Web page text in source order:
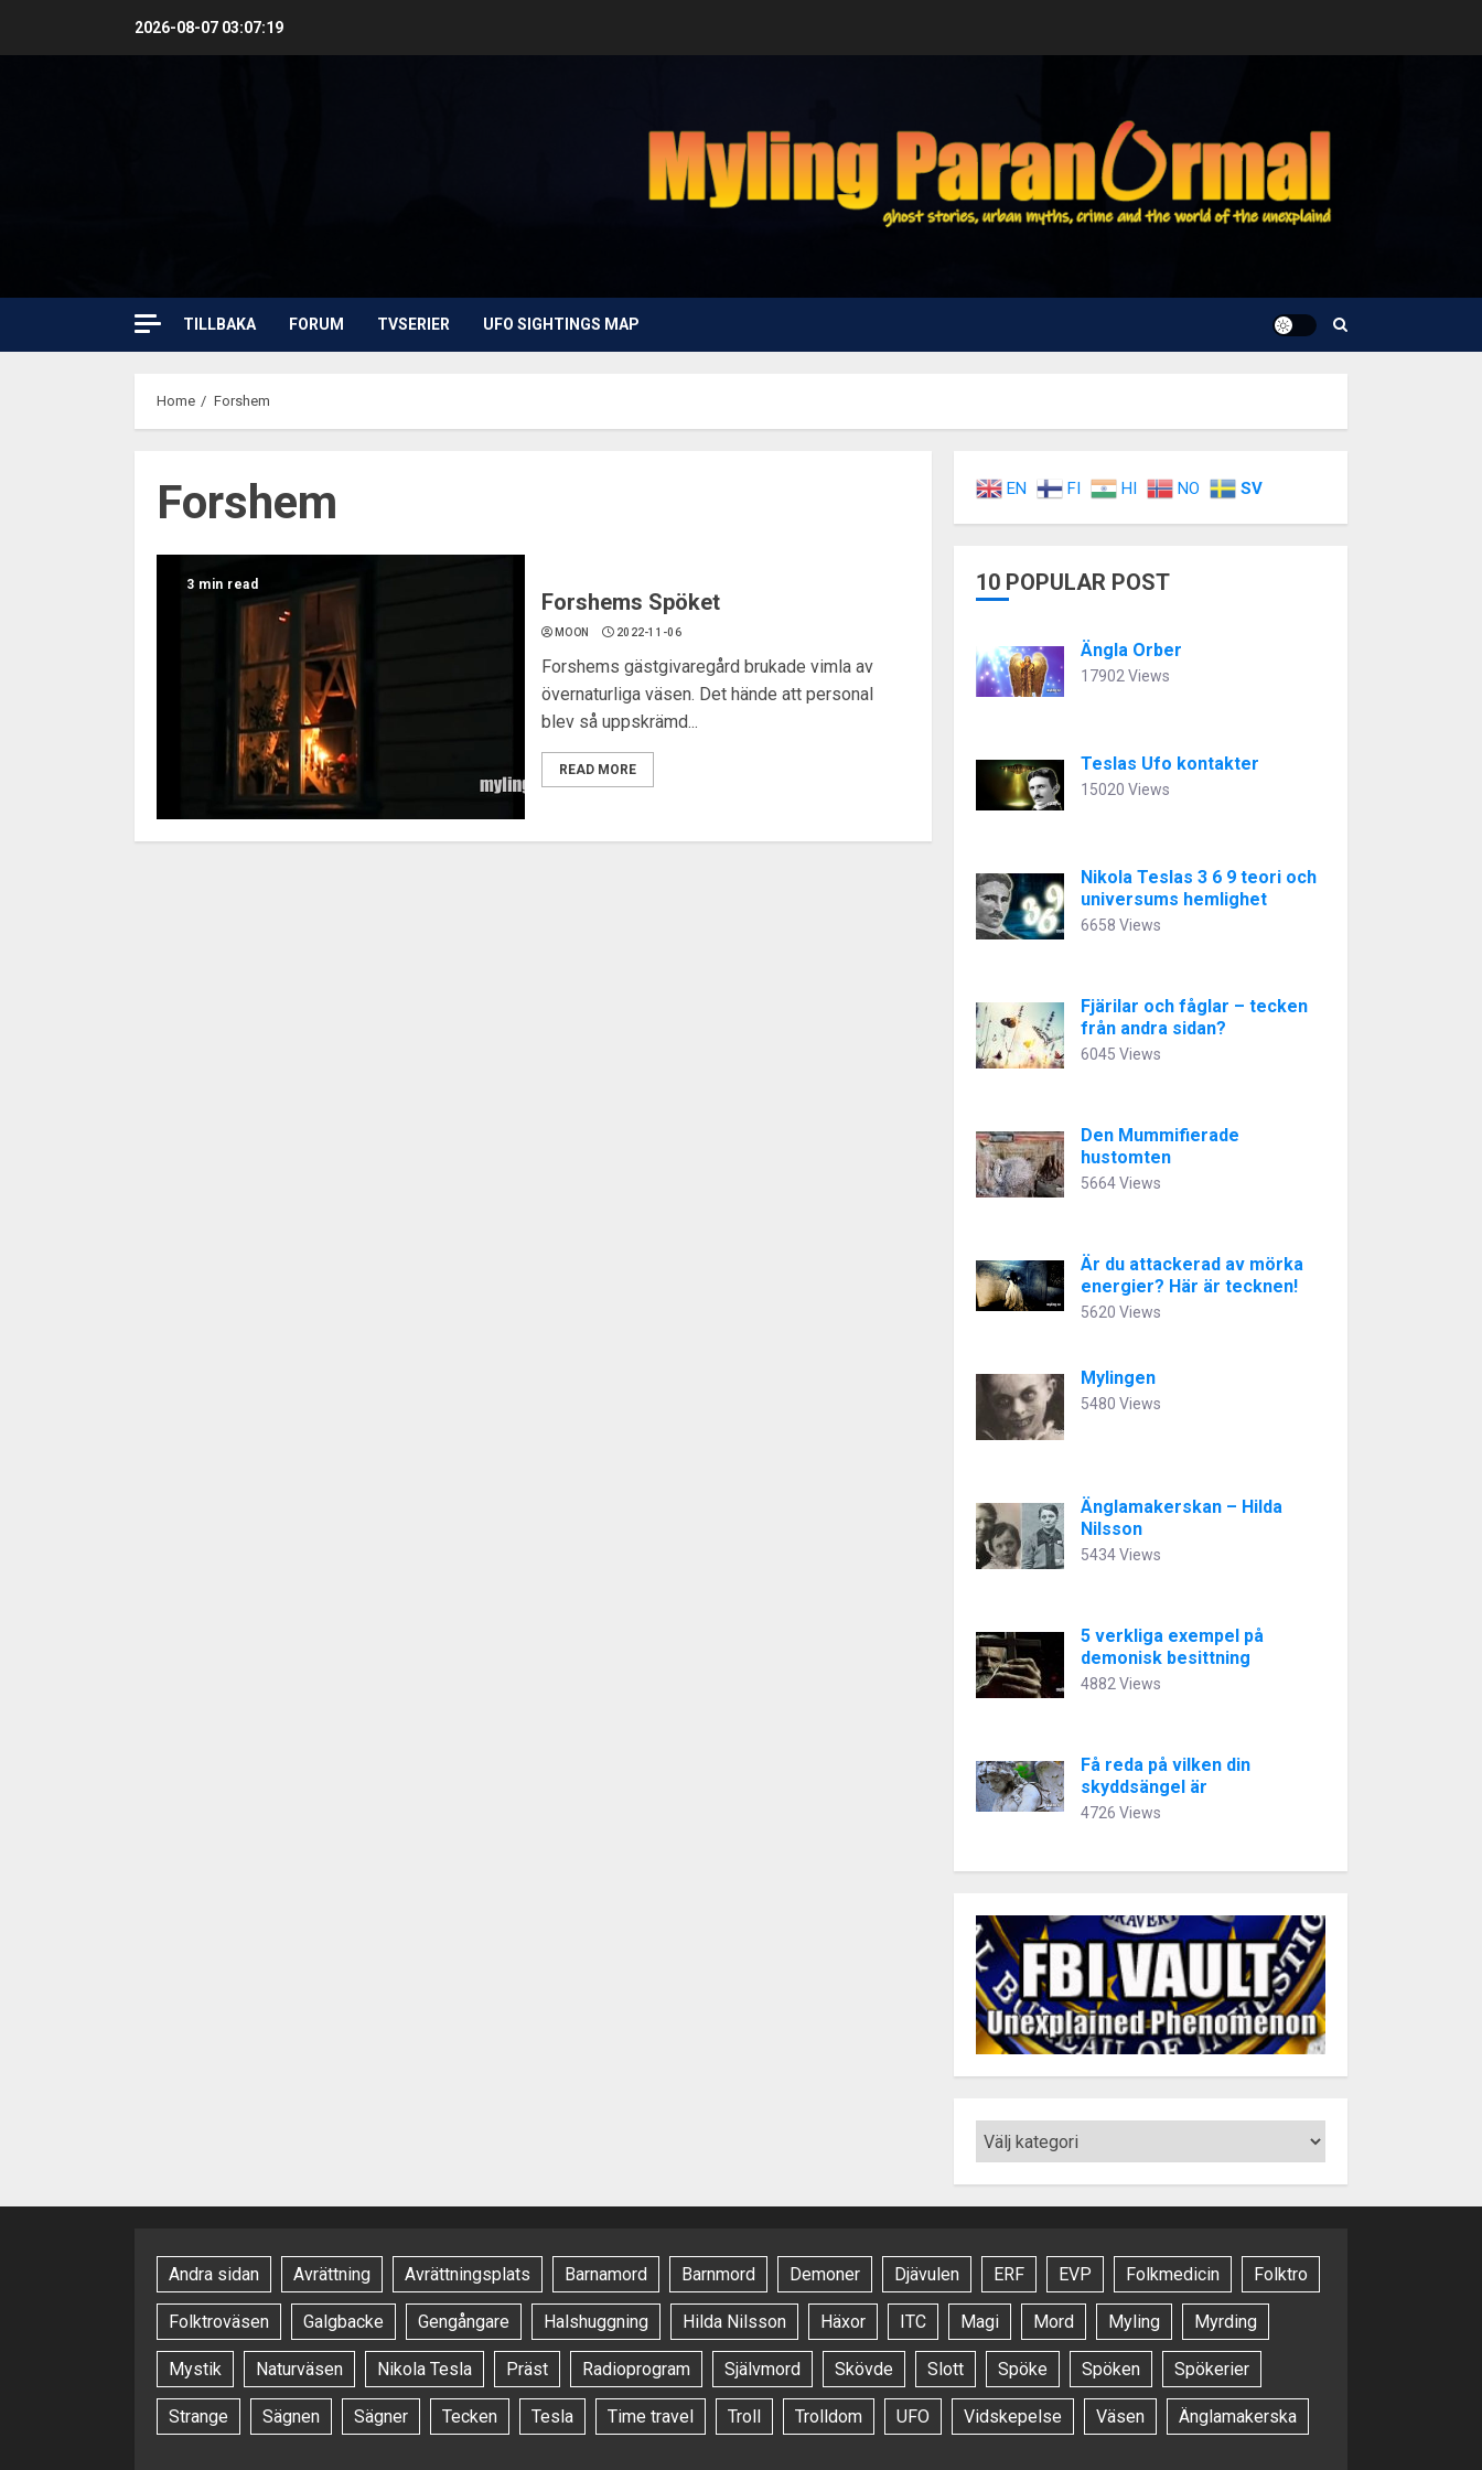
2026-08-07 03:07:20
TILLBAKA FORUM TVSERIER UFO SIGHTINGS MAP
Home Forshem
Forshem
3 min read
Forshems Spöket
MOON 2022-11-06
Forshems gästgivaregård brukade vimla av
övernaturliga väsen. Det hände att personal
blev så uppskrämd...
READ MORE
EN FI HI NO SV
10 POPULAR POST
Ängla Orber
17902 Views
Teslas Ufo kontakter
15020 Views
Nikola Teslas 3 6 9 teori och
universums hemlighet
6658 Views
Fjärilar och fåglar – tecken
från andra sidan?
6045 Views
Den Mummifierade
hustomten
5664 Views
Är du attackerad av mörka
energier? Här är tecknen!
5620 Views
Mylingen
5480 Views
Änglamakerskan – Hilda
Nilsson
5434 Views
5 verkliga exempel på
demonisk besittning
4882 Views
Få reda på vilken din
skyddsängel är
4726 Views
Andra sidan Avrättning Avrättningsplats Barnamord Barnmord Demoner Djävulen ERF EVP Folkmedicin Folktro
Folktroväsen Galgbacke Gengångare Halshuggning Hilda Nilsson Häxor ITC Magi Mord Myling Myrding
Mystik Naturväsen Nikola Tesla Präst Radioprogram Självmord Skövde Slott Spöke Spöken Spökerier
Strange Sägnen Sägner Tecken Tesla Time travel Troll Trolldom UFO Vidskepelse Väsen Änglamakerska